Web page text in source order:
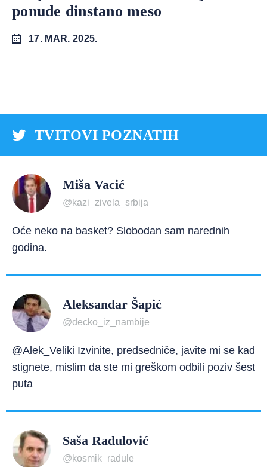
ponude dinstano meso
17. MAR. 2025.
TVITOVI POZNATIH
Miša Vacić
@kazi_zivela_srbija
Oće neko na basket? Slobodan sam narednih
godina.
Aleksandar Šapić
@decko_iz_nambije
@Alek_Veliki Izvinite, predsedniče, javite mi se kad
stignete, mislim da ste mi greškom odbili poziv šest
puta
Saša Radulović
@kosmik_radule